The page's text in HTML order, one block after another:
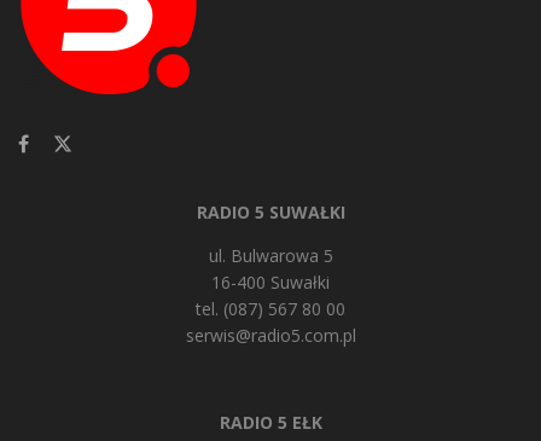
RADIO 5 SUWAŁKI
ul. Bulwarowa 5
16-400 Suwałki
tel. (087) 567 80 00
serwis@radio5.com.pl
RADIO 5 EŁK